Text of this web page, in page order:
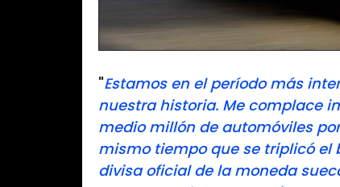
"Estamos en el período más
nuestra historia. Me complace
medio millón de automóviles
mismo tiempo que se triplicó el
divisa oficial de la moneda